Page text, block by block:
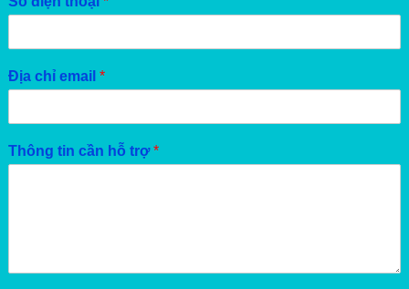
Địa chỉ email *
Thông tin cần hỗ trợ*